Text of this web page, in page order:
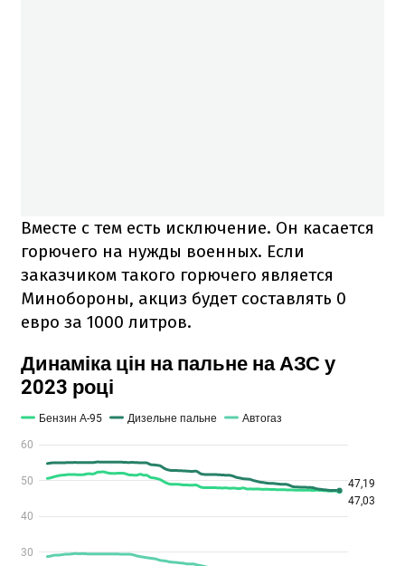
Вместе с тем есть исключение. Он касается
горючего на нужды военных. Если
заказчиком такого горючего является
Минобороны, акциз будет составлять 0
евро за 1000 литров.